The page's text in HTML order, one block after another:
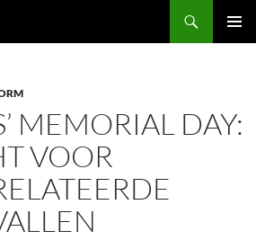
MEMORIAL DAY:
VOOR